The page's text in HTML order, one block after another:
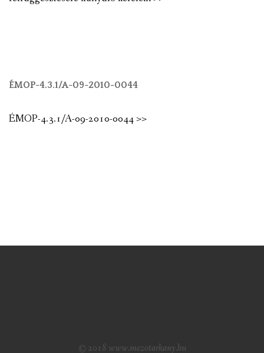
ÉMOP-4.3.1/A-09-2010-0044
ÉMOP-4.3.1/A-09-2010-0044 >>
© 2018 www.mezotarkany.hu